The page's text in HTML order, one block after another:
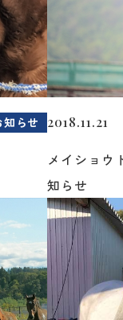
知らせ 2018.11.21
メイショウ
知らせ